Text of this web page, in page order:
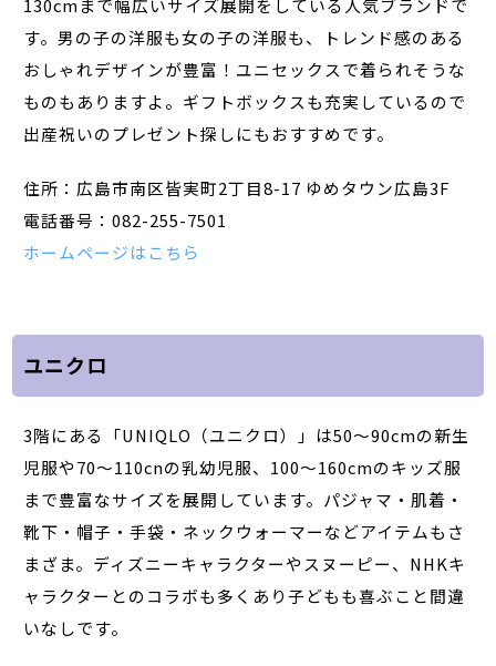
130cmまで幅広いサイズ展開をしている人気ブランドで
す。男の子の洋服も女の子の洋服も、トレンド感のある
おしゃれデザインが豊富！ユニセックスで着られそうな
ものもありますよ。ギフトボックスも充実しているので
出産祝いのプレゼント探しにもおすすめです。
住所：広島市南区皆実町2丁目8-17 ゆめタウン広島3F
電話番号：082-255-7501
ホームページはこちら
ユニクロ
3階にある「UNIQLO（ユニクロ）」は50～90cmの新生
児服や70～110cnの乳幼児服、100～160cmのキッズ服
まで豊富なサイズを展開しています。パジャマ・肌着・
靴下・帽子・手袋・ネックウォーマーなどアイテムもさ
まざま。ディズニーキャラクターやスヌーピー、NHKキ
ャラクターとのコラボも多くあり子どもも喜ぶこと間違
いなしです。